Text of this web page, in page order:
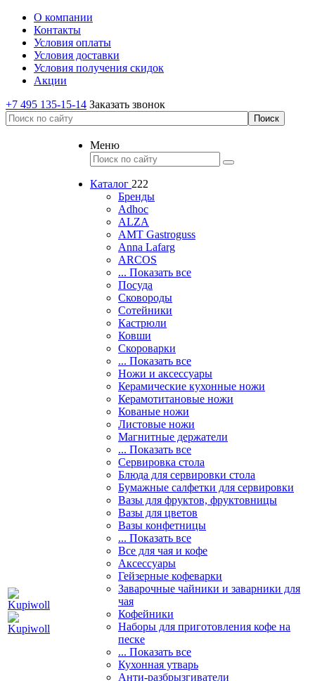
О компании
Контакты
Условия оплаты
Условия доставки
Условия получения скидок
Акции
+7 495 135-15-14 Заказать звонок
Меню
Каталог 222
Бренды
Adhoc
ALZA
AMT Gastroguss
Anna Lafarg
ARCOS
... Показать все
Посуда
Сковороды
Сотейники
Кастрюли
Ковши
Скороварки
... Показать все
Ножи и аксессуары
Керамические кухонные ножи
Керамотитановые ножи
Кованые ножи
Листовые ножи
Магнитные держатели
... Показать все
Сервировка стола
Блюда для сервировки стола
Бумажные салфетки для сервировки
Вазы для фруктов, фруктовницы
Вазы для цветов
Вазы конфетницы
... Показать все
Все для чая и кофе
Аксессуары
Гейзерные кофеварки
Заварочные чайники и заварники для
чая
Кофейники
Наборы для приготовления кофе на
песке
... Показать все
Кухонная утварь
Анти-разбрызгиватели